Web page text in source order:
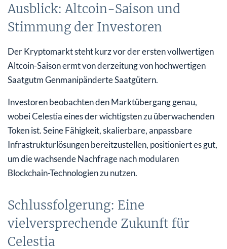
Ausblick: Altcoin-Saison und
Stimmung der Investoren
Der Kryptomarkt steht kurz vor der ersten vollwertigen
Altcoin-Saison ermt von derzeitung von hochwertigen
Saatgutm Genmanipänderte Saatgütern.
Investoren beobachten den Marktübergang genau,
wobei Celestia eines der wichtigsten zu überwachenden
Token ist. Seine Fähigkeit, skalierbare, anpassbare
Infrastrukturlösungen bereitzustellen, positioniert es gut,
um die wachsende Nachfrage nach modularen
Blockchain-Technologien zu nutzen.
Schlussfolgerung: Eine
vielversprechende Zukunft für
Celestia